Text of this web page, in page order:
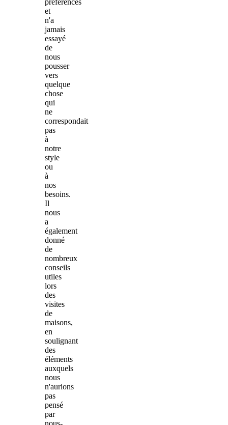
préférences
et
n'a
jamais
essayé
de
nous
pousser
vers
quelque
chose
qui
ne
correspondait
pas
à
notre
style
ou
à
nos
besoins.
Il
nous
a
également
donné
de
nombreux
conseils
utiles
lors
des
visites
de
maisons,
en
soulignant
des
éléments
auxquels
nous
n'aurions
pas
pensé
par
nous-